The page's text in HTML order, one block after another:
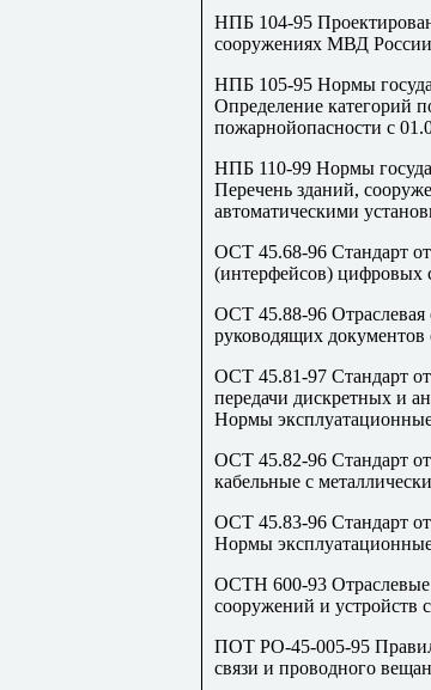
НПБ 104-95
сооружениях МВД
НПБ 105-95 Нормы
Определение категорий
пожарнойопасности с
НПБ 110-99 Нормы
Перечень зданий,
автоматическими
ОСТ 45.68-96 Стандарт
(интерфейсов) цифровых
ОСТ 45.88-96 Отраслевая
руководящих документов
ОСТ 45.81-97 Стандарт
передачи дискретных и
Нормы
ОСТ 45.82-96 Стандарт
кабельные с
ОСТ 45.83-96 Стандарт
Нормы
ОСТН 600-93 Отраслевые
сооружений и устройств
ПОТ РО-45-005-95
связи и проводного